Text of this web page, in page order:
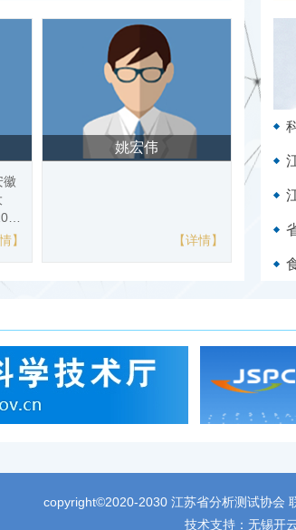
徽
】
姚宏伟
【详情】
科
江
江
省
copyright©2020-2030 江苏省分析测试协会
技术支持： 无锡开